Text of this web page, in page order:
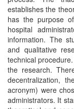
establishes the
has the purpose
hospital
information. The
and qualitative
technical
the research.
decentralization,
acronym) were
administrators. It